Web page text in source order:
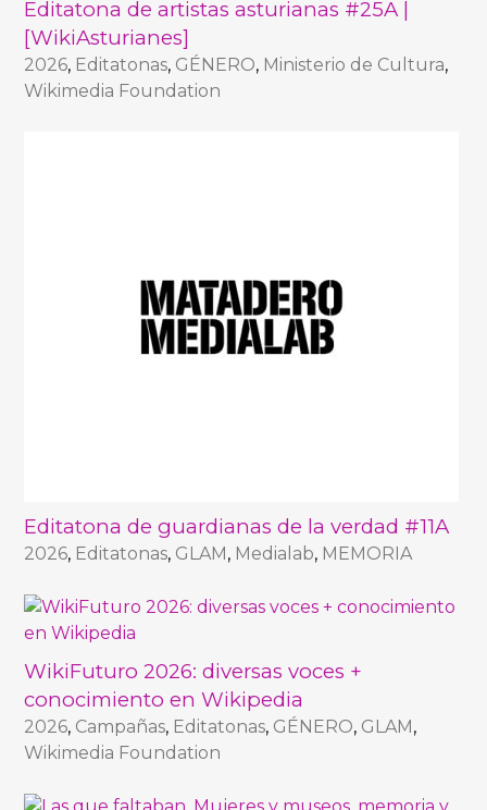
Editatona de artistas asturianas #25A |
[WikiAsturianes]
2026, Editatonas, GÉNERO, Ministerio de Cultura,
Wikimedia Foundation
Editatona de guardianas de la verdad #11A
2026, Editatonas, GLAM, Medialab, MEMORIA
WikiFuturo 2026: diversas voces +
conocimiento en Wikipedia
2026, Campañas, Editatonas, GÉNERO, GLAM,
Wikimedia Foundation